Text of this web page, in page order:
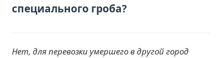
специального гроба?
Нет, для перевозки умершего в другой город